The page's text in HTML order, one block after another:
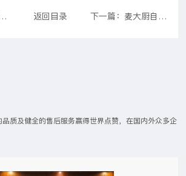
上一篇：麦大厨荣获台山市政府颁发的＂厨具创新创意奖＂——参加＂粤菜师傅＂工程台山青蟹烹饪技能竞赛获奖 返回目录 下一篇：麦大厨自动炒菜机有哪些优缺点
质及健全的售后服务赢得世界点赞，在国内外众多企